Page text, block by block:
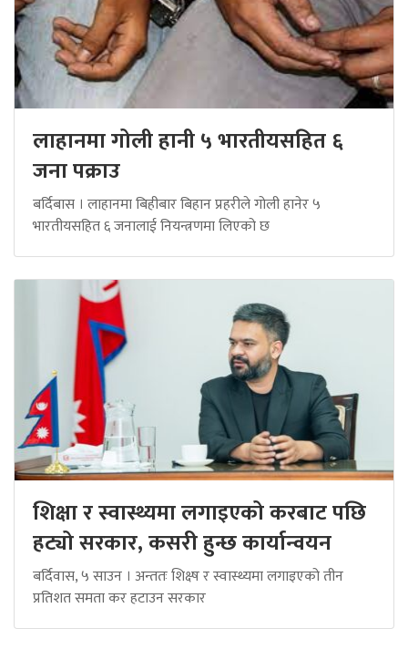
लाहानमा गोली हानी ५ भारतीयसहित ६
जना पक्राउ
बर्दिबास । लाहानमा बिहीबार बिहान प्रहरीले गोली हानेर ५
भारतीयसहित ६ जनालाई नियन्त्रणमा लिएको छ
शिक्षा र स्वास्थ्यमा लगाइएको करबाट पछि
हट्यो सरकार, कसरी हुन्छ कार्यान्वयन
बर्दिवास, ५ साउन । अन्ततः शिक्ष्ष र स्वास्थ्यमा लगाइएको तीन
प्रतिशत समता कर हटाउन सरकार